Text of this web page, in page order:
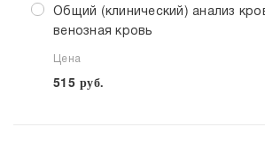
Общий (клинический) анализ
венозная кровь
Цена
515 руб.